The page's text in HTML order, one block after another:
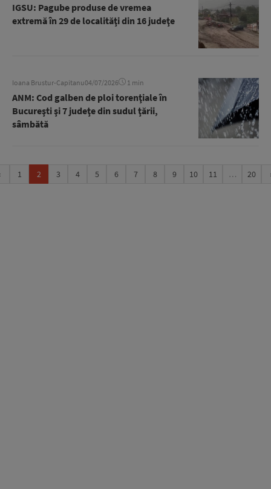
IGSU: Pagube produse de vremea
extremă în 29 de localităţi din 16 judeţe
Ioana Brustur-Capitanu04/07/2026 1 min
ANM: Cod galben de ploi torenţiale în
Bucureşti şi 7 judeţe din sudul ţării,
sâmbătă
1 2 3 4 5 6 7 8 9 10 11 … 20